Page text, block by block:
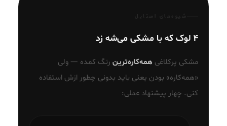
شیوه‌های استایل
۴ لوک که با مشکی می‌شه زد
مشکی پرکلاغی همه‌کاره‌ترین رنگ کمده — ولی
«همه‌کاره» بودن یعنی باید بدونی چطور ازش استفاده
کنی. چهار پیشنهاد عملی: